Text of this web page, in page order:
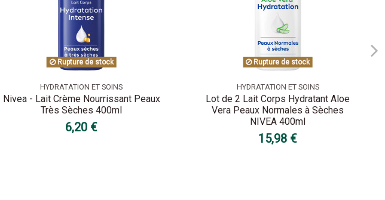
Rupture de stock
HYDRATATION ET SOINS
Nivea - Lait Crème Nourrissant Peaux
Très Sèches 400ml
6,20 €
Rupture de stock
HYDRATATION ET SOINS
Lot de 2 Lait Corps Hydratant Aloe
Vera Peaux Normales à Sèches
NIVEA 400ml
15,98 €